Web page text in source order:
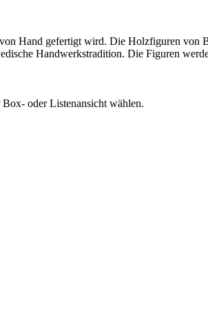
Hand gefertigt wird. Die Holzfiguren von
Handwerkstradition. Die Figuren
oder Listenansicht wählen.